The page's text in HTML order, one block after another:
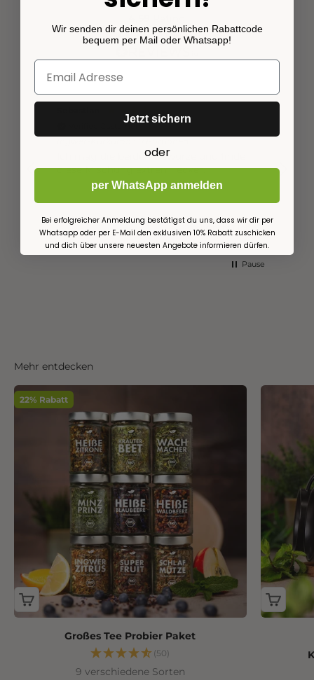
145Bewertungen
Verified Customer
Ich mag die beiden Gewürze und finde
diese Mischung extrem lecker.
vor einem Monat
Pause
Mehr entdecken
22% Rabatt
Großes Tee Probier Paket
(50)
9 verschiedene Sorten
Wir senden dir deinen persönlichen Rabattcode
bequem per Mail oder Whatsapp!
Jetzt sichern
oder
per WhatsApp anmelden
Bei erfolgreicher Anmeldung bestätigst du uns, dass wir dir per
Whatsapp oder per E-Mail den exklusiven 10% Rabatt zuschicken
und dich über unsere neuesten Angebote informieren dürfen.